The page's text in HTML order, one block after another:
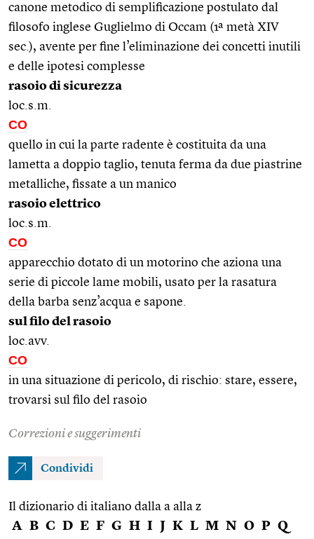
canone metodico di semplificazione postulato dal
filosofo inglese Guglielmo di Occam (1ª metà XIV
sec.), avente per fine l’eliminazione dei concetti inutili
e delle ipotesi complesse
rasoio di sicurezza
loc.s.m.
CO
quello in cui la parte radente è costituita da una
lametta a doppio taglio, tenuta ferma da due piastrine
metalliche, fissate a un manico
rasoio elettrico
loc.s.m.
CO
apparecchio dotato di un motorino che aziona una
serie di piccole lame mobili, usato per la rasatura
della barba senz’acqua e sapone.
sul filo del rasoio
loc.avv.
CO
in una situazione di pericolo, di rischio: stare, essere,
trovarsi sul filo del rasoio
Correzioni e suggerimenti
Condividi
Il dizionario di italiano dalla a alla z
A B C D E F G H I J K L M N O P Q